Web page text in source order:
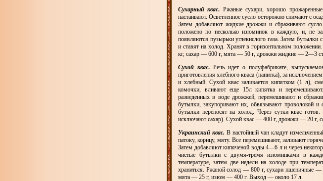
Сухарный квас. Ржаные сухари, хорошо
настаивают. Осветленное сусло осторожно снимают с
Затем добавляют жидкие дрожжи и сбраживают
положено по несколько изюминок в каждую, и, не
появляются пузырьки углекислого газа. Затем
и ставят на холод. Хранят в горизонтальном
кг, сахар — 600 г, мята — 50 г, дрожжи жидкие — 2—3
Сухой квас. Речь идет о полуфабрикате,
приготовления хлебного кваса (напитка), за
и хлебный. Сухой квас заливается кипятком (1 л),
комочки, вливают еще 15л кипятка и
разведенных в воде дрожжей, перемешивают и
бутылки, закупоривают их, обвязывают проволокой и
бутылки переносят на холод. Через сутки квас
исключают сахар). Сухой квас — 400 г, дрожжи — 20 г,
Украинский квас. В настойный чан кладут
патоку, корицу, мяту. Все перемешивают, заливают
Затем добавляют кипяченой воды 4—6 л и через
чистые бутылки с двумя-тремя изюминками в
температуре, затем две недели на холоде при
храниться. Ржаной солод — 800 г, сухари пшеничные
мята — 25 г, изюм — 400 г. Выход — около 17 л.